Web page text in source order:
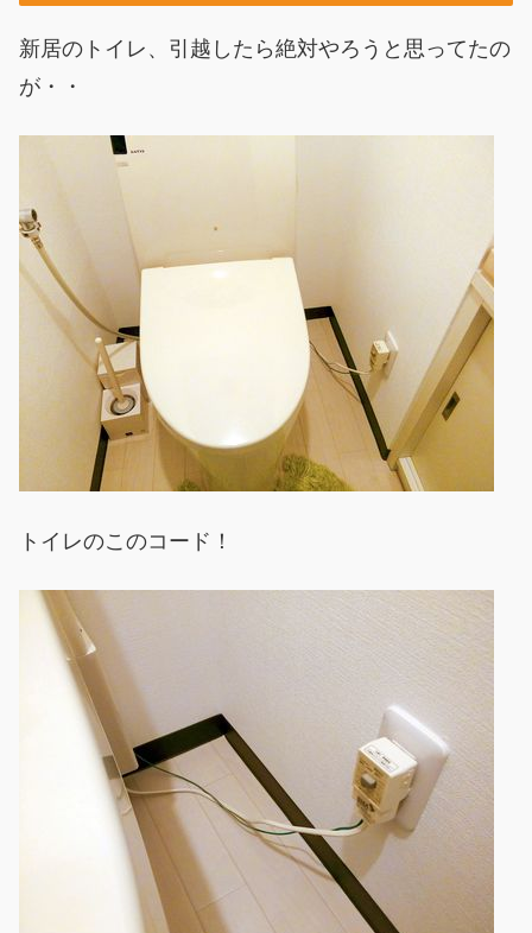
新居のトイレ、引越したら絶対やろうと思ってたの
が・・
トイレのこのコード！